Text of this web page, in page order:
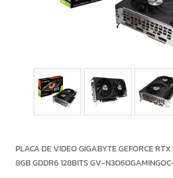
PLACA DE VIDEO GIGABYTE GEFORCE
8GB GDDR6 128BITS GV-